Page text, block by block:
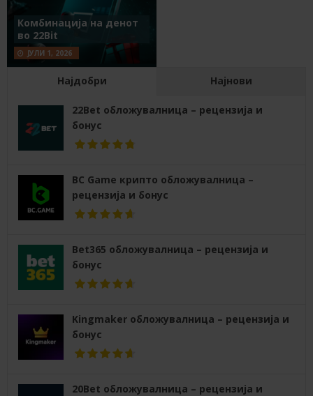
Комбинација на денот
во 22Bit
ЈУЛИ 1, 2026
Најдобри Најнови
22Bet обложувалница – рецензија и
бонус
BC Game крипто обложувалница –
рецензија и бонус
Bet365 обложувалница – рецензија и
бонус
Kingmaker обложувалница – рецензија и
бонус
20Bet обложувалница – рецензија и